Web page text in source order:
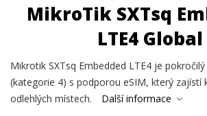
MikroTik SXTsq
LTE4 Global
Mikrotik SXTsq Embedded LTE4 je
(kategorie 4) s podporou eSIM, který zajístí
odlehlých místech.
Další informace